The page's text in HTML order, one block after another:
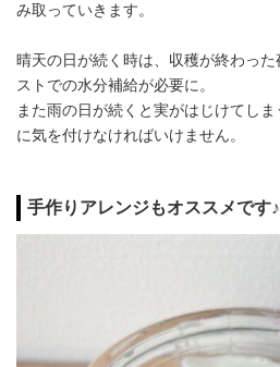
み取っていきます。
晴天の日が続く時は、収穫が終わっ
ストでの水分補給が必要に。
また雨の日が続くと実がはじけてし
に気を付けなければいけません。
手作りアレンジもオススメです♪